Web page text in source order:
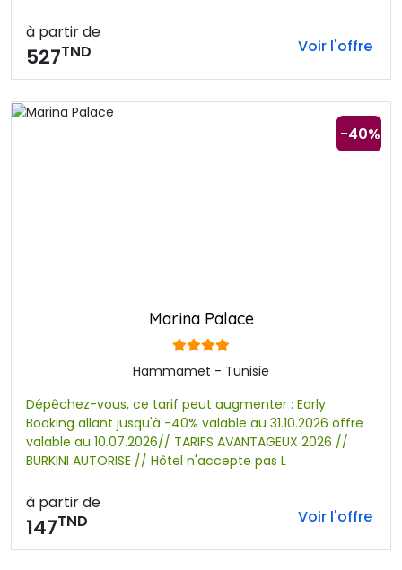
à partir de
527TND Voir l'offre
-40%
Marina Palace
Hammamet - Tunisie
Dépêchez-vous, ce tarif peut augmenter : Early
Booking allant jusqu'à -40% valable au 31.10.2026 offre
valable au 10.07.2026// TARIFS AVANTAGEUX 2026 //
BURKINI AUTORISE // Hôtel n'accepte pas L
à partir de
147TND Voir l'offre